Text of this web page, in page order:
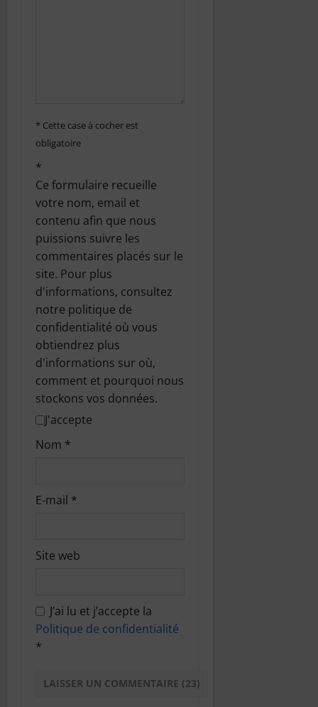
c
l
e
* Cette case à cocher est
obligatoire
*
Ce formulaire recueille
votre nom, email et
contenu afin que nous
puissions suivre les
commentaires placés sur le
site. Pour plus
d'informations, consultez
notre politique de
confidentialité où vous
obtiendrez plus
d'informations sur où,
comment et pourquoi nous
stockons vos données.
J'accepte
Nom *
E-mail *
Site web
J’ai lu et j’accepte la
Politique de confidentialité
*